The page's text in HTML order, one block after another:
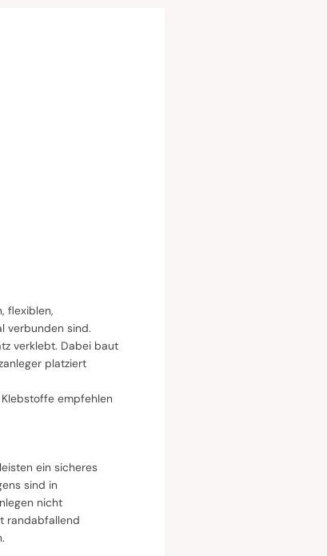
flexiblen,
verbunden sind.
verklebt. Dabei baut
platziert
empfehlen
ein sicheres
sind in
nicht
randabfallend